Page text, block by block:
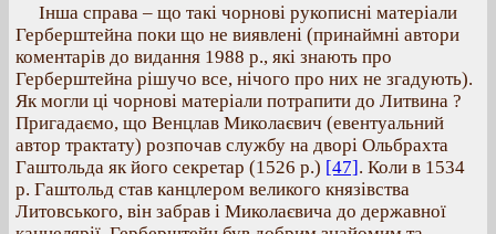
Інша справа – що такі чорнові рукописні матеріали
Герберштейна поки що не виявлені (принаймні автори
коментарів до видання 1988 р., які знають про
Герберштейна рішучо все, нічого про них не згадують).
Як могли ці чорнові матеріали потрапити до Литвина ?
Пригадаємо, що Венцлав Миколаєвич (евентуальний
автор трактату) розпочав службу на дворі Ольбрахта
Гаштольда як його секретар (1526 р.) [47]. Коли в 1534
р. Гаштольд став канцлером великого князівства
Литовського, він забрав і Миколаєвича до державної